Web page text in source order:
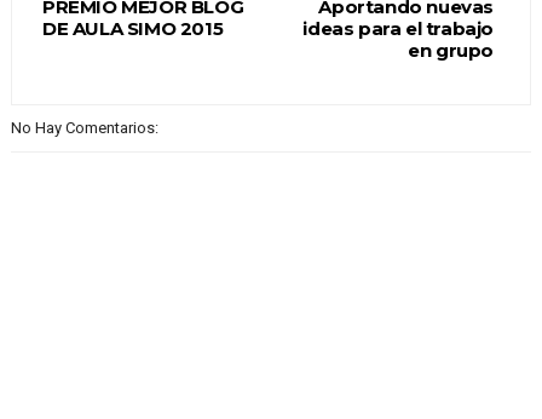
Aportando nuevas
ideas para el trabajo
en grupo
PREMIO MEJOR BLOG
DE AULA SIMO 2015
No Hay Comentarios: